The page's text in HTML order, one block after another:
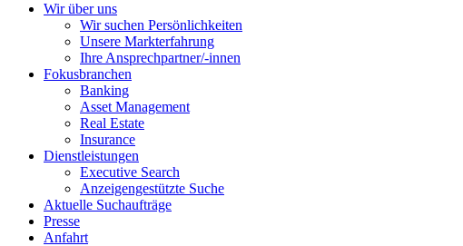
Wir über uns
Wir suchen Persönlichkeiten
Unsere Markterfahrung
Ihre Ansprechpartner/-innen
Fokusbranchen
Banking
Asset Management
Real Estate
Insurance
Dienstleistungen
Executive Search
Anzeigengestützte Suche
Aktuelle Suchaufträge
Presse
Anfahrt